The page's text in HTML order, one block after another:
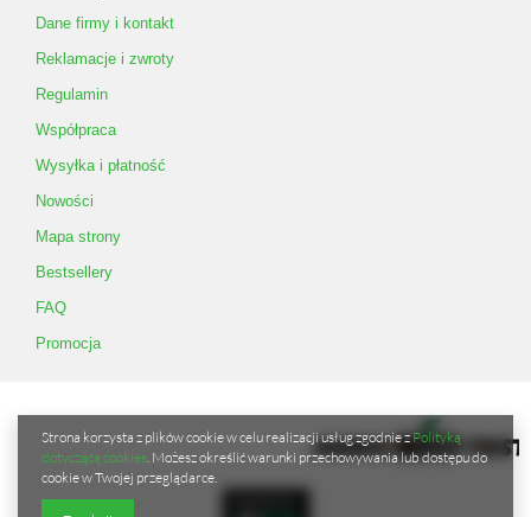
Dane firmy i kontakt
Reklamacje i zwroty
Regulamin
Współpraca
Wysyłka i płatność
Nowości
Mapa strony
Bestsellery
FAQ
Promocja
Strona korzysta z plików cookie w celu realizacji usług zgodnie zPolityką
dotyczącą cookies. Możesz określić warunki przechowywania lub dostępu do
cookie w Twojej przeglądarce.